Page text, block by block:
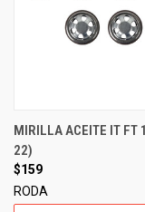
MIRILLA ACEITE IT FT
22)
$159
RODA